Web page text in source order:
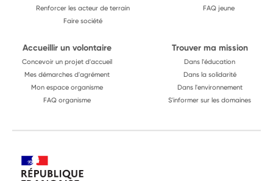
Renforcer les acteur de terrain
Faire société
FAQ jeune
Accueillir un volontaire
Concevoir un projet d'accueil
Mes démarches d'agrément
Mon espace organisme
FAQ organisme
Trouver ma mission
Dans l'éducation
Dans la solidarité
Dans l'environnement
S'informer sur les domaines